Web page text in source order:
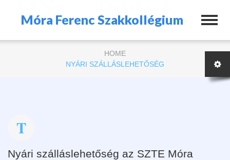
Móra Ferenc Szakkollégium
HOME
NYÁRI SZÁLLÁSLEHETŐSÉG
Nyári szálláslehetőség az SZTE Móra